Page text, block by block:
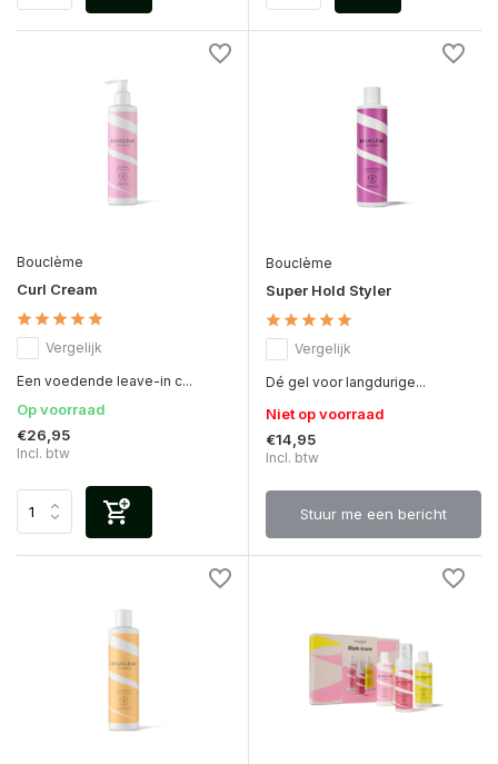
Bouclème
Curl Cream
Vergelijk
Een voedende leave-in c...
Op voorraad
€26,95
Incl. btw
Bouclème
Super Hold Styler
Vergelijk
Dé gel voor langdurige...
Niet op voorraad
€14,95
Incl. btw
Stuur me een bericht